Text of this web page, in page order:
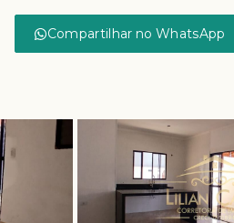
Compartilhar no WhatsApp